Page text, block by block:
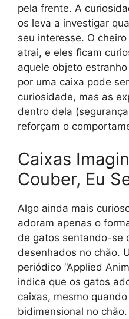
pela frente. A
os leva a investigar
seu interesse. O
atrai, e eles ficam
aquele objeto
por uma caixa pode
curiosidade, mas as
dentro dela
reforçam o
Caixas
Couber, Eu
Algo ainda mais
adoram apenas o
de gatos sentando-se
desenhados no chão.
periódico “Applied
indica que os gatos
caixas, mesmo
bidimensional no